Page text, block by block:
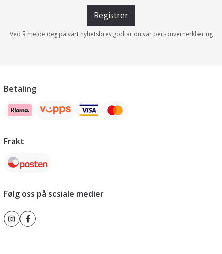
Registrer
Ved å melde deg på vårt nyhetsbrev godtar du vår personvernerklæring
Betaling
Frakt
Følg oss på sosiale medier